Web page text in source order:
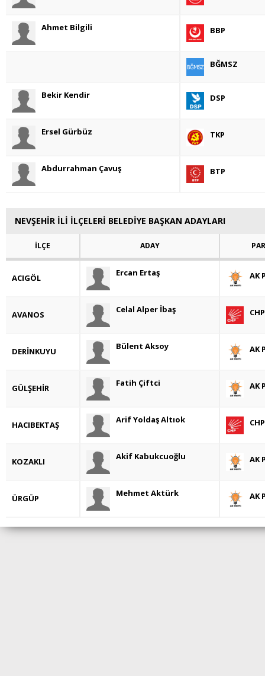
Ahmet Bilgili BBP
BĞMSZ
Bekir Kendir DSP
Ersel Gürbüz TKP
Abdurrahman Çavuş BTP
NEVŞEHİR İLİ İLÇELERİ BELEDİYE BAŞKAN ADAYLARI
İLÇE ADAY
ACIGÖL Ercan Ertaş AK
AVANOS Celal Alper İbaş CHP
DERİNKUYU Bülent Aksoy AK
GÜLŞEHİR Fatih Çiftci AK
HACIBEKTAŞ Arif Yoldaş Altıok CHP
KOZAKLI Akif Kabukcuoğlu AK
ÜRGÜP Mehmet Aktürk AK